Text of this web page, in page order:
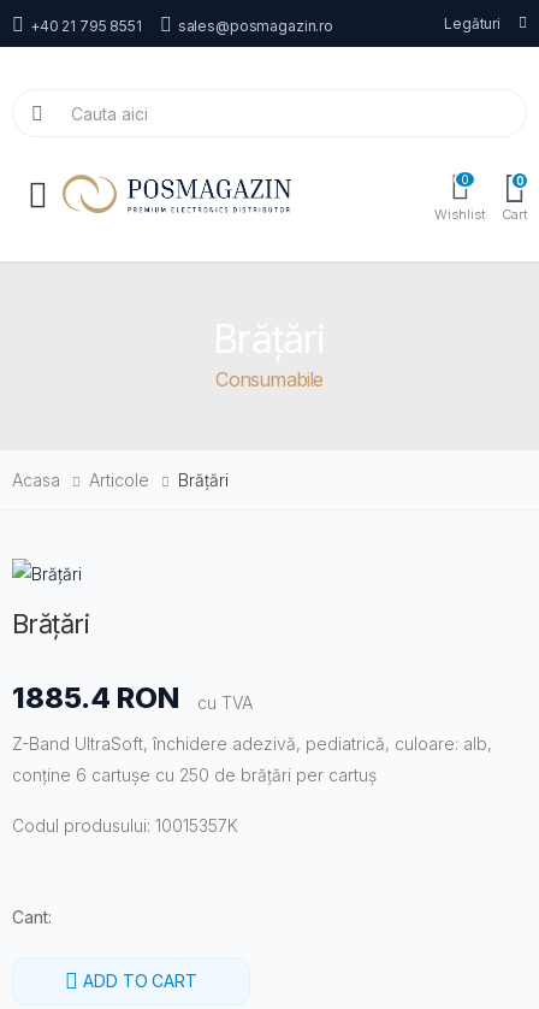
+40 21 795 8551 sales@posmagazin.ro Legături
Toggle mobile menu
0
Wishlist
0
Cart
Consumabile
Acasa Articole Brățări
Brățări
1885.4 RON
cu TVA
Z-Band UltraSoft, închidere adezivă, pediatrică, culoare: alb,
conține 6 cartușe cu 250 de brățări per cartuș
Codul produsului: 10015357K
Cant:
ADD TO CART